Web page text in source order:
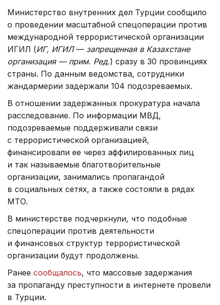
Министерство внутренних дел Турции сообщило
о проведении масштабной спецоперации против
международной террористической организации
ИГИЛ (ИГ, ИГИЛ— запрещенная в Казахстане
организация — прим. Ред.) сразу в 30 провинциях
страны. По данным ведомства, сотрудники
жандармерии задержали 104 подозреваемых.
В отношении задержанных прокуратура начала
расследование. По информации МВД,
подозреваемые поддерживали связи
с террористической организацией,
финансировали ее через аффилированных лиц
и так называемые благотворительные
организации, занимались пропагандой
в социальных сетях, а также состояли в рядах
МТО.
В министерстве подчеркнули, что подобные
спецоперации против деятельности
и финансовых структур террористической
организации будут продолжены.
Ранее сообщалось, что массовые задержания
за пропаганду преступности в интернете провели
в Турции.